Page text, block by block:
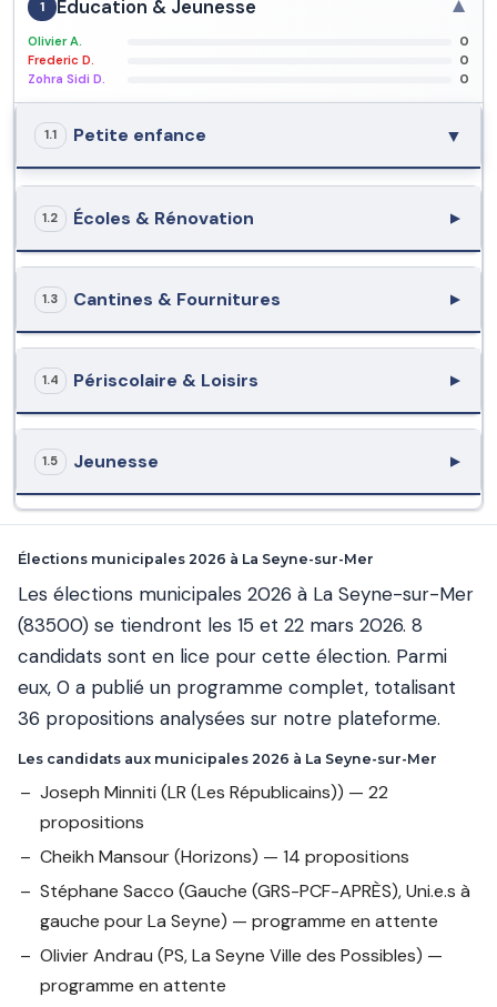
1 Éducation & Jeunesse
Olivier A.
0
Frederic D.
0
Zohra Sidi D.
0
▼
1.1 Petite enfance
1.2 Écoles & Rénovation
1.3 Cantines & Fournitures
1.4 Périscolaire & Loisirs
1.5 Jeunesse
Élections municipales 2026 à La Seyne-sur-Mer
Les élections municipales 2026 à La Seyne-sur-Mer
(83500) se tiendront les 15 et 22 mars 2026. 8
candidats sont en lice pour cette élection. Parmi
eux, 0 a publié un programme complet, totalisant
36 propositions analysées sur notre plateforme.
Les candidats aux municipales 2026 à La Seyne-sur-Mer
Joseph Minniti (LR (Les Républicains)) — 22
propositions
Cheikh Mansour(Horizons) — 14 propositions
Stéphane Sacco (Gauche (GRS-PCF-APRÈS), Uni.e.s à
gauche pour La Seyne) — programme en attente
Olivier Andrau (PS, La Seyne Ville des Possibles) —
programme en attente